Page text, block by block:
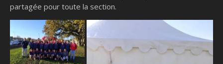
partagée pour toute la section.